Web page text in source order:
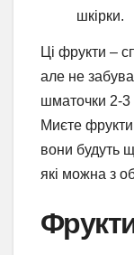
шкірки.
Ці фрукти –
але не
шматочки 2-3
Миєте
вони будуть
які можна з